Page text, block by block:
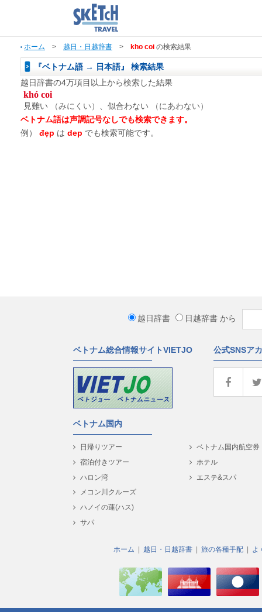
ホーム > 越日・日越辞書 > kho coi の検索結果
『ベトナム語 → 日本語』 検索結果
越日辞書の4万項目以上から検索した結果
khó coi
見難い （みにくい） 、似合わない （にあわない）
ベトナム語は声調記号なしでも検索できます。
例）
đẹp は dep でも検索可能です。
越日辞書 日越辞書 から
ベトナム総合情報サイトVIETJO 公式SNSア
ベトナム国内
日帰りツアー
宿泊付きツアー
ハロン湾
メコン川クルーズ
ハノイの蓮(ハス)
サパ
ベトナム国内航空券
ホテル
エステ&スパ
ホーム 越日・日越辞書 旅の各種手配 よ